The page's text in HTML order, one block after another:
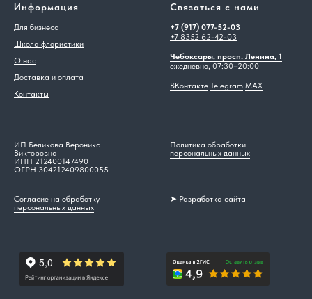
Информация
Для бизнеса
Школа флористики
О нас
Доставка и оплата
Контакты
Связаться с нами
+7 (917) 077-52-03
+7 8352 62-42-03
Чебоксары, просп. Ленина, 1
ежедневно, 07:30–20:00
ВКонтакте Telegram MAX
ИП Беликова Вероника
Викторовна
ИНН 212400147490
ОГРН 304212409800055
Политика обработки
персональных данных
Согласие на обработку
персональных данных
➤ Разработка сайта